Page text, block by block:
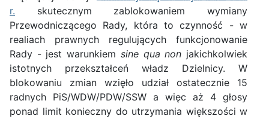
r. skutecznym zablokowaniem wymiany
Przewodniczącego Rady, która to czynność - w
realiach prawnych regulujących funkcjonowanie
Rady - jest warunkiem sine qua non jakichkolwiek
istotnych przekształceń władz Dzielnicy. W
blokowaniu zmian wzięło udział ostatecznie 15
radnych PiS/WDW/PDW/SSW a więc aż 4 głosy
ponad limit konieczny do utrzymania większości w